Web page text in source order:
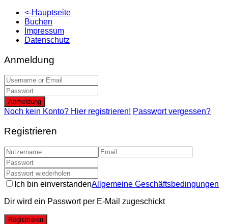
<-Hauptseite
Buchen
Impressum
Datenschutz
Anmeldung
Anmeldung
Noch kein Konto? Hier registrieren! Passwort vergessen?
Registrieren
Ich bin einverstandenAllgemeine Geschäftsbedingungen
Dir wird ein Passwort per E-Mail zugeschickt
Registrieren